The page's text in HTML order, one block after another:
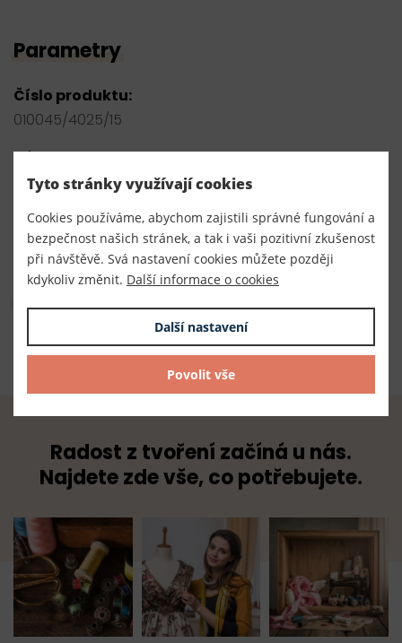
Parametry
Číslo produktu:
010045/4025/15
Výrobce
EU
Dodavatel
TKACZIK s.r.o.
Radost z tvoření začíná u nás.
Najdete zde vše, co potřebujete.
Tyto stránky využívají cookies
Cookies používáme, abychom zajistili správné fungování a
bezpečnost našich stránek, a tak i vaši pozitivní zkušenost
při návštěvě. Svá nastavení cookies můžete později
kdykoliv změnit. Další informace o cookies
Další nastavení
Povolit vše